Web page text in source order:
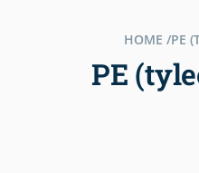
HOME /PE
PE